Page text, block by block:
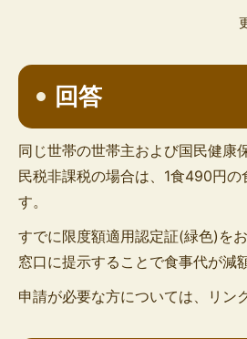
回答
同じ世帯の世帯主および国民健康
民税非課税の場合は、1食490円の
す。
すでに限度額適用認定証(緑色)を
窓口に提示することで食事代が減
申請が必要な方については、リン